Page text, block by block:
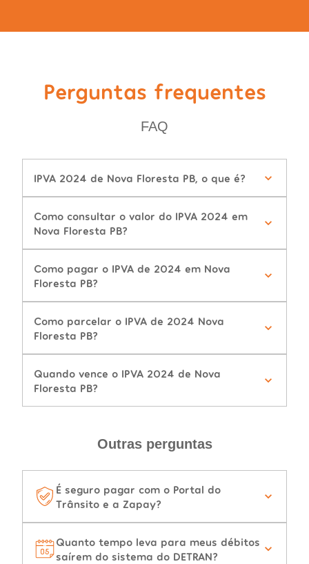
Perguntas frequentes
FAQ
IPVA 2024 de Nova Floresta PB, o que é?
Como consultar o valor do IPVA 2024 em
Nova Floresta PB?
Como pagar o IPVA de 2024 em Nova
Floresta PB?
Como parcelar o IPVA de 2024 Nova
Floresta PB?
Quando vence o IPVA 2024 de Nova
Floresta PB?
Outras perguntas
É seguro pagar com o Portal do
Trânsito e a Zapay?
Quanto tempo leva para meus débitos
saírem do sistema do DETRAN?